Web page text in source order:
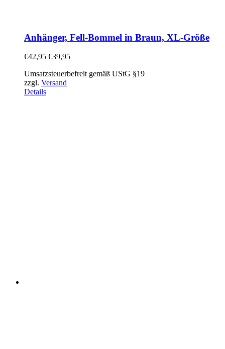
Anhänger, Fell-Bommel in Braun, XL-Größe
€42,95 €39,95
Umsatzsteuerbefreit gemäß UStG §19
zzgl. Versand
Details